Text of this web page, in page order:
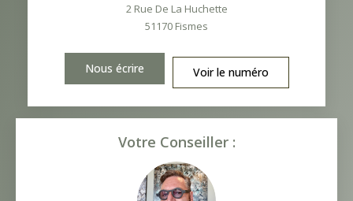
2 Rue De La Huchette
51170 Fismes
Nous écrire Voir le numéro
Votre Conseiller :